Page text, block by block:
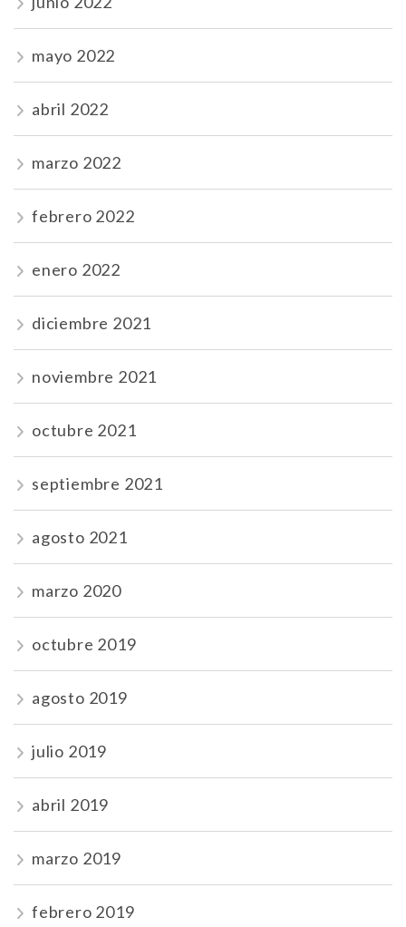
mayo 2022
abril 2022
marzo 2022
febrero 2022
enero 2022
diciembre 2021
noviembre 2021
octubre 2021
septiembre 2021
agosto 2021
marzo 2020
octubre 2019
agosto 2019
julio 2019
abril 2019
marzo 2019
febrero 2019